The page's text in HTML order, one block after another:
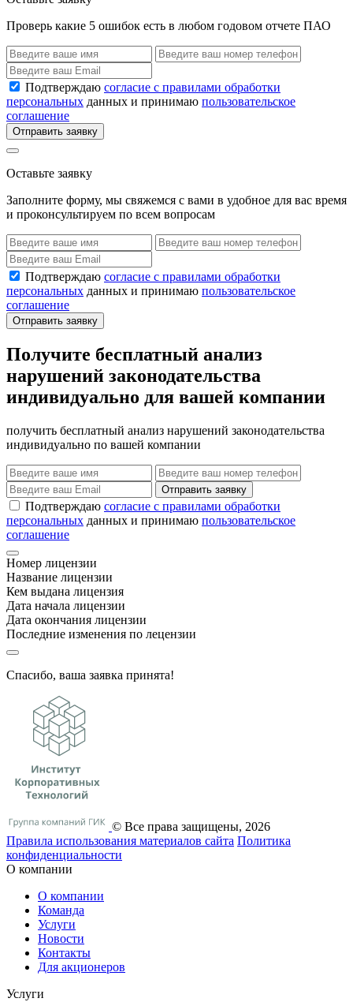
Проверь какие 5 ошибок есть в любом годовом отчете ПАО
Подтверждаю согласие с правилами обработки
персональных данных и принимаю пользовательское
соглашение
Отправить заявку
Оставьте заявку
Заполните форму, мы свяжемся с вами в удобное для вас время
и проконсультируем по всем вопросам
Подтверждаю согласие с правилами обработки
персональных данных и принимаю пользовательское
соглашение
Отправить заявку
Получите бесплатный анализ
нарушений законодательства
индивидуально для вашей компании
получить бесплатный анализ нарушений законодательства
индивидуально по вашей компании
Отправить заявку
Подтверждаю согласие с правилами обработки
персональных данных и принимаю пользовательское
соглашение
Номер лицензии
Название лицензии
Кем выдана лицензия
Дата начала лицензии
Дата окончания лицензии
Последние изменения по лецензии
Спасибо, ваша заявка принята!
© Все права защищены, 2026
Правила использования материалов сайта Политика
конфиденциальности
О компании
О компании
Команда
Услуги
Новости
Контакты
Для акционеров
Услуги